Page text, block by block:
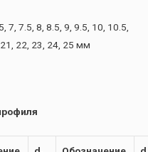
7, 7.5, 8, 8.5, 9, 9.5, 10, 10.5,
22, 23, 24, 25 мм